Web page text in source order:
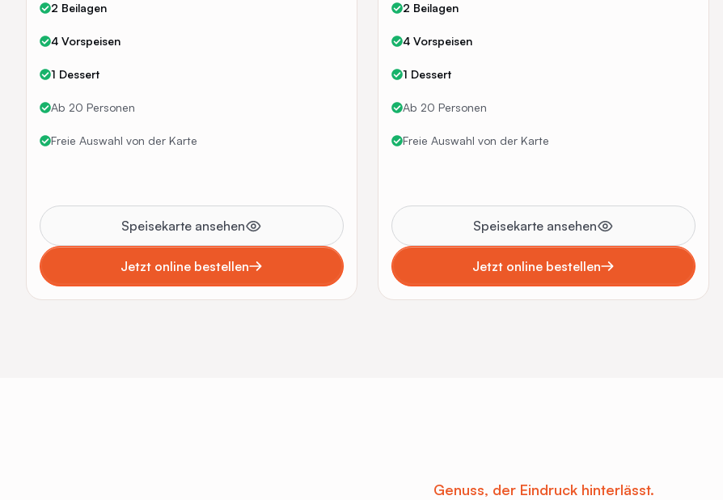
2 Beilagen
4 Vorspeisen
1 Dessert
Ab 20 Personen
Freie Auswahl von der Karte
Speisekarte ansehen
Jetzt online bestellen
2 Beilagen
4 Vorspeisen
1 Dessert
Ab 20 Personen
Freie Auswahl von der Karte
Speisekarte ansehen
Jetzt online bestellen
Genuss, der Eindruck hinterlässt.